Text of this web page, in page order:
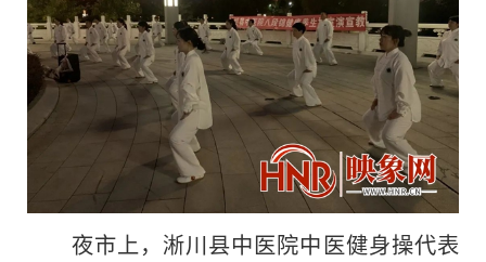
夜市上，淅川县中医院中医健身操代表